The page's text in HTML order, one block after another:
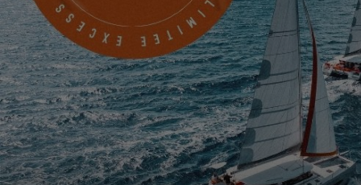
Friendly Captcha
Le traitement de votre demande nécessite le transfert des
données personnelles saisies dans les champs obligatoires
de ce formulaire au concessionnaire que vous avez
sélectionné afin qu’il puisse vous recontacter. En cliquant sur
le bouton « ENVOYER », vous confirmez votre accord au